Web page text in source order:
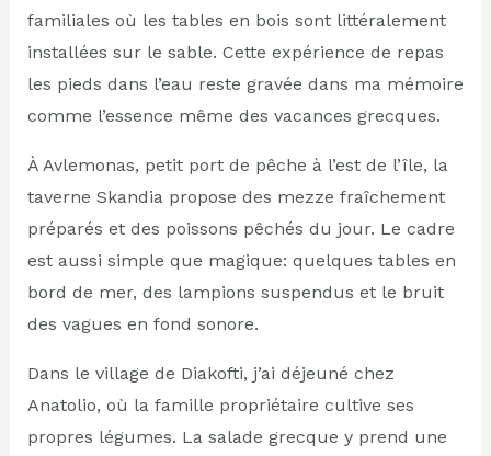
familiales où les tables en bois sont littéralement
installées sur le sable. Cette expérience de repas
les pieds dans l’eau reste gravée dans ma mémoire
comme l’essence même des vacances grecques.
À Avlemonas, petit port de pêche à l’est de l’île, la
taverne Skandia propose des mezze fraîchement
préparés et des poissons pêchés du jour. Le cadre
est aussi simple que magique: quelques tables en
bord de mer, des lampions suspendus et le bruit
des vagues en fond sonore.
Dans le village de Diakofti, j’ai déjeuné chez
Anatolio, où la famille propriétaire cultive ses
propres légumes. La salade grecque y prend une